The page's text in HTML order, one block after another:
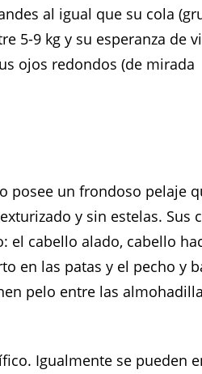
al igual que su cola
5-9 kg y su esperanza de
ojos redondos (de mirada
posee un frondoso pelaje
y sin estelas. Sus
el cabello alado, cabello
en las patas y el pecho y
pelo entre las
Igualmente se pueden